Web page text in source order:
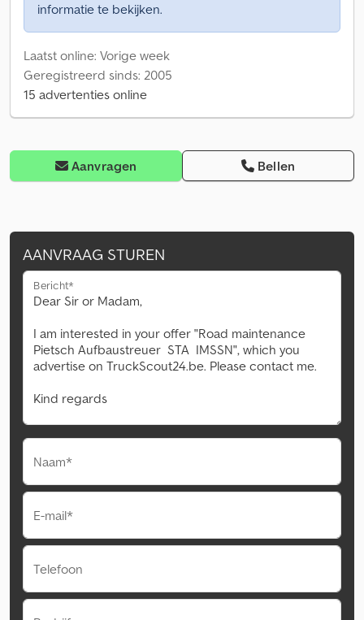
informatie te bekijken.
Laatst online: Vorige week
Geregistreerd sinds: 2005
15 advertenties online
Aanvragen Bellen
AANVRAAG STUREN
Bericht*
Naam*
E-mail*
Telefoon